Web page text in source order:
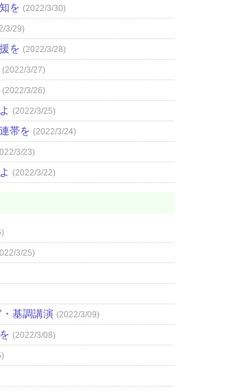
を (2022/3/30)
3/29)
を (2022/3/28)
(2022/3/27)
(2022/3/26)
(2022/3/25)
帯を (2022/3/24)
3/23)
(2022/3/22)
3/25)
・基調講演 (2022/3/09)
(2022/3/08)